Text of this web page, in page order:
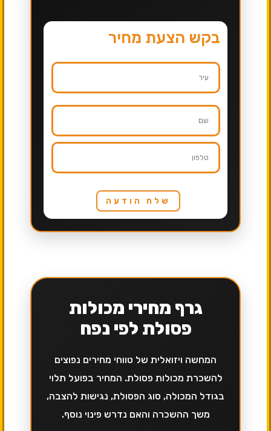
בקש הצעת מחיר
שלח הודעה
גרף מחירי מכולות
פסולת לפי נפח
המחשה ויזואלית של טווחי מחירים נפוצים
להשכרת מכולות פסולת. המחיר בפועל תלוי
בגודל המכולה, סוג הפסולת, נגישות להצבה,
משך ההשכרה והאם נדרש פינוי נוסף.